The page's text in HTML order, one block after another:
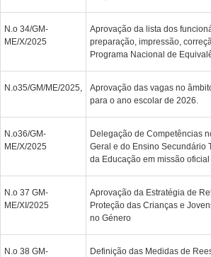
N.o 34/GM-
ME/X/2025
Aprovação da lista dos
preparação, impressão,
Programa Nacional de
N.o35/GM/ME/2025,
Aprovação das vagas no
para o ano escolar de 2026.
N.o36/GM-
ME/X/2025
Delegação de Competências
Geral e do Ensino Secundário
da Educação em missão oficial
N.o 37 GM-
ME/XI/2025
Aprovação da Estratégia de
Proteção das Crianças e
no Género
N.o 38 GM-
Definição das Medidas de